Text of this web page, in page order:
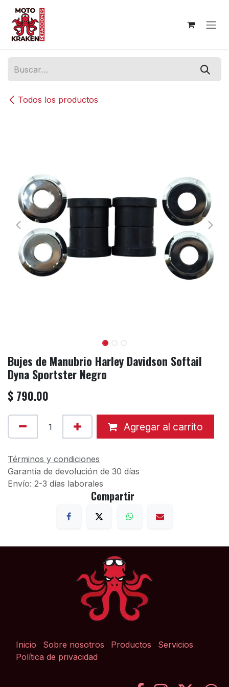
Ir al contenido
Todos los productos
Bujes de Manubrio Harley Davidson Softail
Dyna Sportster Negro
$ 790.00
Agregar al carrito
Términos y condiciones
Garantía de devolución de 30 días
Envío: 2-3 días laborales
Compartir
Inicio Sobre nosotros Productos
Servicios
Política de privacidad